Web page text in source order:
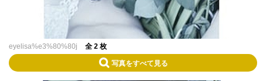
eyelisa%e3%80%80j 全 2 枚
写真をすべて見る